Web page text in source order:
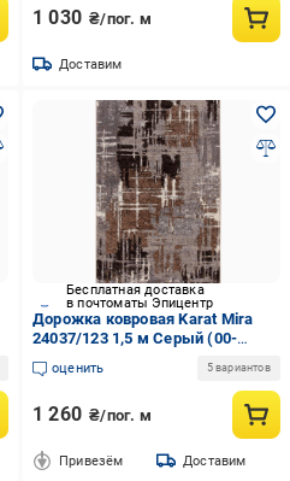
1 030 ₴/пог. м
Доставим
Бесплатная доставка
в почтоматы Эпицентр
Дорожка ковровая Karat Mira
24037/123 1,5 м Серый (00-
00010401)
оценить 5 вариантов
1 260 ₴/пог. м
Привезём Доставим